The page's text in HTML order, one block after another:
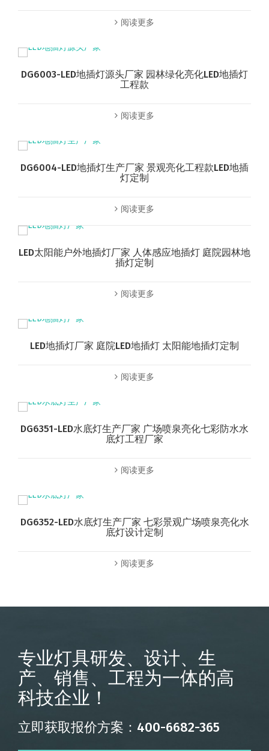
阅读更多
DG6003-LED地插灯源头厂家 园林绿化亮化LED地插灯
工程款
阅读更多
DG6004-LED地插灯生产厂家 景观亮化工程款LED地插
灯定制
阅读更多
LED太阳能户外地插灯厂家 人体感应地插灯 庭院园林地
插灯定制
阅读更多
LED地插灯厂家 庭院LED地插灯 太阳能地插灯定制
阅读更多
DG6351-LED水底灯生产厂家 广场喷泉亮化七彩防水水
底灯工程厂家
阅读更多
DG6352-LED水底灯生产厂家 七彩景观广场喷泉亮化水
底灯设计定制
阅读更多
专业灯具研发、设计、生
产、销售、工程为一体的高
科技企业！
立即获取报价方案：400-6682-365